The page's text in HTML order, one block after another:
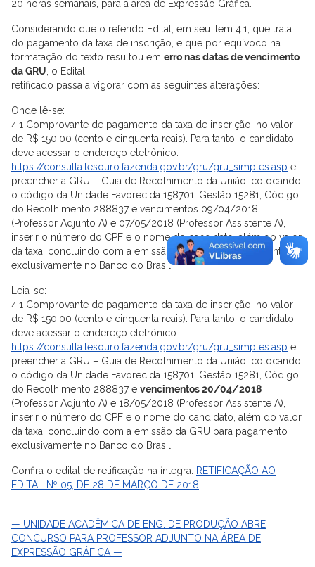
20 horas semanais, para a área de Expressão Gráfica.
Considerando que o referido Edital, em seu Item 4.1, que trata
do pagamento da taxa de inscrição, e que por equívoco na
formatação do texto resultou em erro nas datas de vencimento
da GRU , o Edital
retificado passa a vigorar com as seguintes alterações:
Onde lê-se:
4.1 Comprovante de pagamento da taxa de inscrição, no valor
de R$ 150,00 (cento e cinquenta reais). Para tanto, o candidato
deve acessar o endereço eletrônico:
https://consulta.tesouro.fazenda.gov.br/gru/gru_simples.asp e
preencher a GRU – Guia de Recolhimento da União, colocando
o código da Unidade Favorecida 158701; Gestão 15281, Código
do Recolhimento 288837 e vencimentos 09/04/2018
(Professor Adjunto A) e 07/05/2018 (Professor Assistente A),
inserir o número do CPF e o nome do candidato, além do valor
da taxa, concluindo com a emissão da GRU para pagamento
exclusivamente no Banco do Brasil.
Leia-se:
4.1 Comprovante de pagamento da taxa de inscrição, no valor
de R$ 150,00 (cento e cinquenta reais). Para tanto, o candidato
deve acessar o endereço eletrônico:
https://consulta.tesouro.fazenda.gov.br/gru/gru_simples.asp e
preencher a GRU – Guia de Recolhimento da União, colocando
o código da Unidade Favorecida 158701; Gestão 15281, Código
do Recolhimento 288837 e vencimentos 20/04/2018
(Professor Adjunto A) e 18/05/2018 (Professor Assistente A),
inserir o número do CPF e o nome do candidato, além do valor
da taxa, concluindo com a emissão da GRU para pagamento
exclusivamente no Banco do Brasil.
Confira o edital de retificação na íntegra: RETIFICAÇÃO AO
EDITAL Nº 05, DE 28 DE MARÇO DE 2018
— UNIDADE ACADÊMICA DE ENG. DE PRODUÇÃO ABRE
CONCURSO PARA PROFESSOR ADJUNTO NA ÁREA DE
EXPRESSÃO GRÁFICA —